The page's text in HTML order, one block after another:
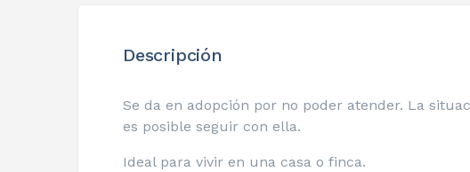
Descripción
Se da en adopción por no poder atender. La
es posible seguir con ella.
Ideal para vivir en una casa o finca.